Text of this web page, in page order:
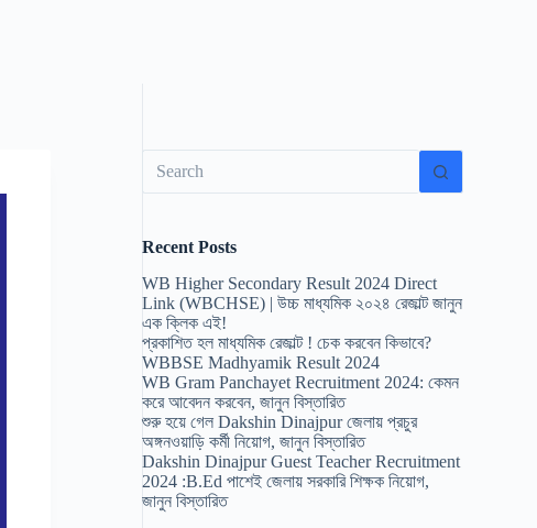
results
Recent Posts
WB Higher Secondary Result 2024 Direct
Link (WBCHSE) | উচ্চ মাধ্যমিক ২০২৪ রেজাল্ট জানুন
এক ক্লিক এই!
প্রকাশিত হল মাধ্যমিক রেজাল্ট ! চেক করবেন কিভাবে?
WBBSE Madhyamik Result 2024
WB Gram Panchayet Recruitment 2024: কেমন
করে আবেদন করবেন, জানুন বিস্তারিত
শুরু হয়ে গেল Dakshin Dinajpur জেলায় প্রচুর
অঙ্গনওয়াড়ি কর্মী নিয়োগ, জানুন বিস্তারিত
Dakshin Dinajpur Guest Teacher Recruitment
2024 :B.Ed পাশেই জেলায় সরকারি শিক্ষক নিয়োগ,
জানুন বিস্তারিত